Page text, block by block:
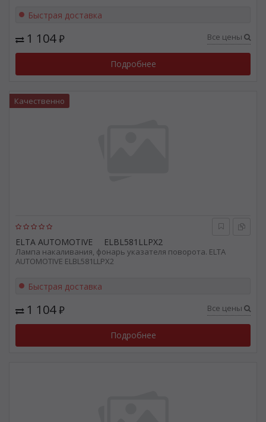
Быстрая доставка
1 104₽ Все цены
Подробнее
ELTA AUTOMOTIVE ELBL581LLPX2
Лампа накаливания, фонарь указателя поворота. ELTA
AUTOMOTIVE ELBL581LLPX2
Качественно
Быстрая доставка
1 104₽ Все цены
Подробнее